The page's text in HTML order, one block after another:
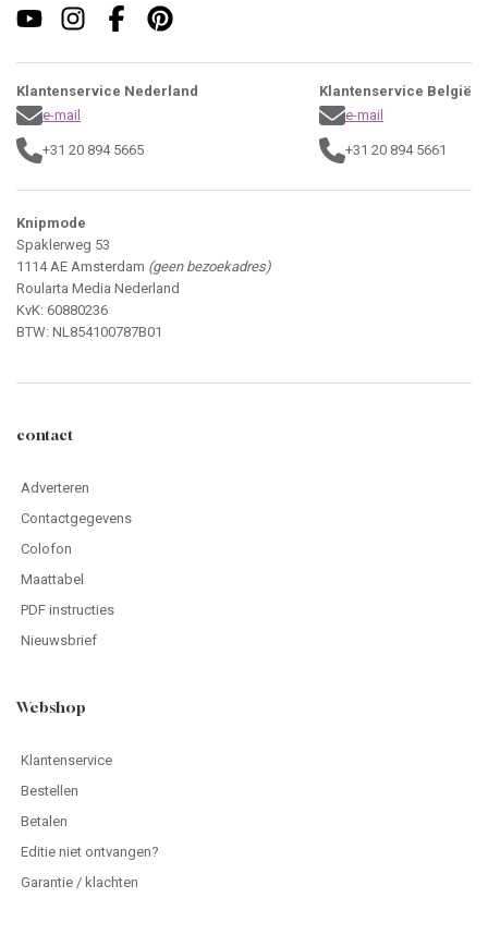
Klantenservice Nederland
e-mail
+31 20 894 5665
Klantenservice België
e-mail
+31 20 894 5661
Knipmode
Spaklerweg 53
1114 AE Amsterdam (geen bezoekadres)
Roularta Media Nederland
KvK: 60880236
BTW: NL854100787B01
contact
Adverteren
Contactgegevens
Colofon
Maattabel
PDF instructies
Nieuwsbrief
Webshop
Klantenservice
Bestellen
Betalen
Editie niet ontvangen?
Garantie / klachten